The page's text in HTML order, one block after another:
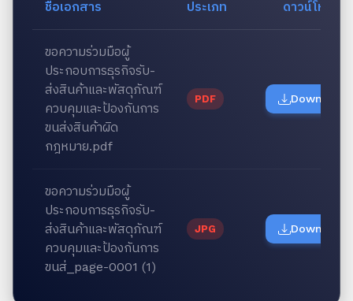
ชื่อเอกสาร ประเภท ดาวน์โหลด
ขอความร่วมมือผู้
ประกอบการธุรกิจรับ-
ส่งสินค้าและพัสดุภัณฑ์
ควบคุมและป้องกันการ
ขนส่งสินค้าผิด
กฎหมาย.pdf
PDF Download
ขอความร่วมมือผู้
ประกอบการธุรกิจรับ-
ส่งสินค้าและพัสดุภัณฑ์
ควบคุมและป้องกันการ
ขนส่_page-0001 (1)
JPG Download